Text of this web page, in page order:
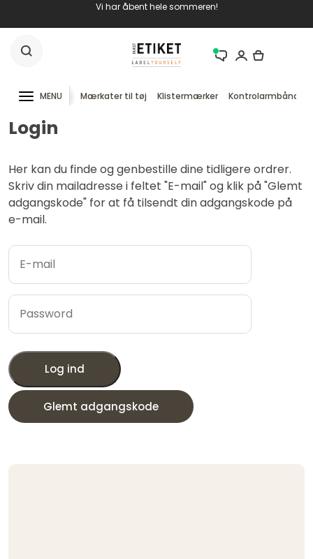
Vi har åbent hele sommeren!
MENU Mærkater til tøj Klistermærker Kontrolarmbånd
Login
Her kan du finde og genbestille dine tidligere ordrer.
Skriv din mailadresse i feltet "E-mail" og klik på "Glemt
adgangskode" for at få tilsendt din adgangskode på
e-mail.
Log ind
Glemt adgangskode